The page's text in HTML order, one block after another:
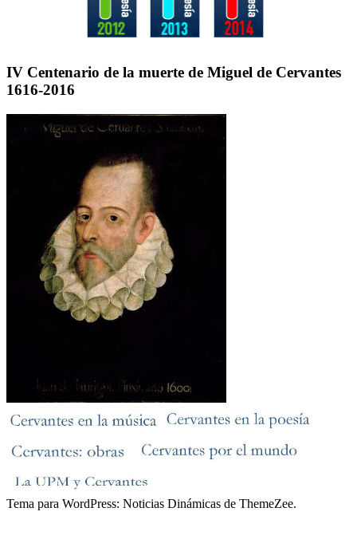
IV Centenario de la muerte de Miguel de Cervantes
1616-2016
Tema para WordPress: Noticias Dinámicas de ThemeZee.